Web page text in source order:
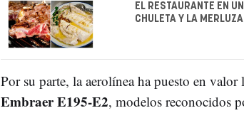
EL RESTAURANTE EN
CHULETA Y LA
Por su parte, la aerolínea ha puesto en
Embraer E195-E2, modelos reconocidos